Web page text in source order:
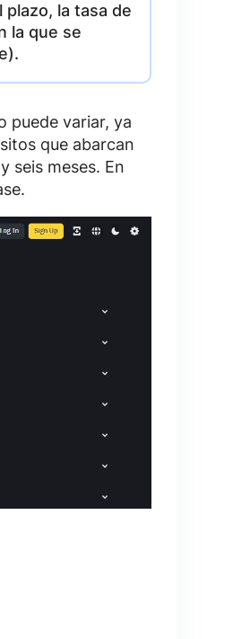
la tasa de
la que se
puede variar, ya
que abarcan
seis meses. En